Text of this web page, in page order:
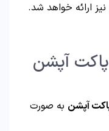
نیز ارائه خواهد شد.
نحوه کار با ربات VIP پاکت آپشن
به صورت